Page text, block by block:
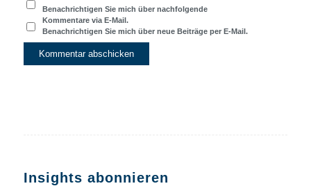
Benachrichtigen Sie mich über nachfolgende
Kommentare via E-Mail.
Benachrichtigen Sie mich über neue Beiträge per E-Mail.
Insights abonnieren